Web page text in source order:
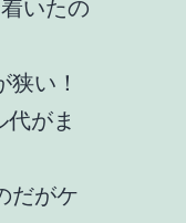
いたの
い！
がま
だがケ